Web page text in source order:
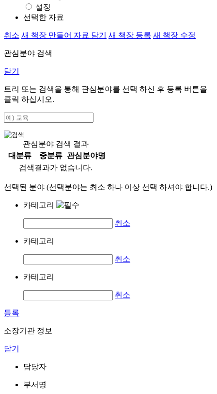
설정
선택한 자료
취소 새 책장 만들어 자료 담기 새 책장 등록 새 책장 수정
관심분야 검색
닫기
트리 또는 검색을 통해 관심분야를 선택 하신 후 등록 버튼을
클릭 하십시오.
관심분야 검색 결과
대분류
중분류
관심분야명
검색결과가 없습니다.
선택된 분야 (선택분야는 최소 하나 이상 선택 하셔야 합니다.)
카테고리
취소
카테고리
취소
카테고리
취소
등록
소장기관 정보
닫기
담당자
부서명